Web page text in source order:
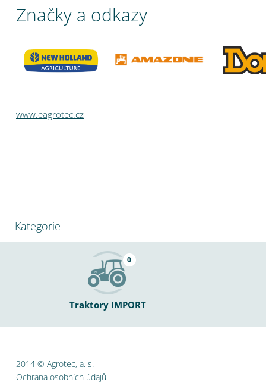
Značky a odkazy
www.eagrotec.cz
Kategorie
Traktory IMPORT
0
2014 © Agrotec, a. s.
Ochrana osobních údajů